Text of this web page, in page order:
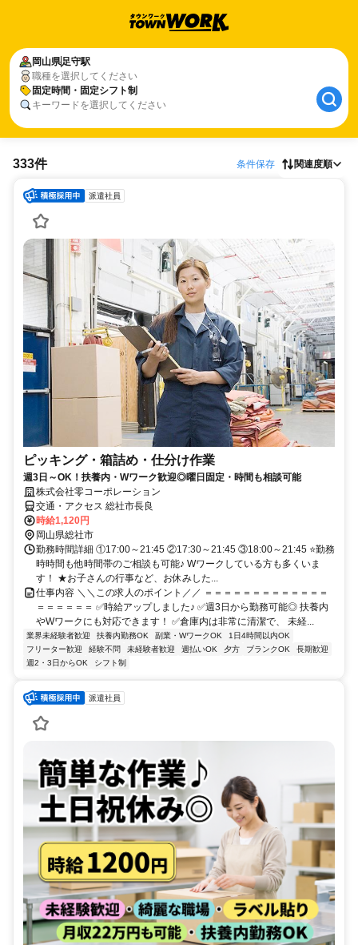
岡山県足守駅
職種を選択してください
固定時間・固定シフト制
キーワードを選択してください
333件 条件保存 関連度順
派遣社員
ピッキング・箱詰め・仕分け作業
週3日～OK！扶養内・Wワーク歓迎◎曜日固定・時間も相談可能
株式会社零コーポレーション
交通・アクセス 総社市長良
時給1,120円
岡山県総社市
勤務時間詳細 ①17:00～21:45 ②17:30～21:45 ③18:00～21:45 ⭐勤務
時時間も他時間帯のご相談も可能♪ Wワークしている方も多くいま
す！ ★お子さんの行事など、お休みした...
仕事内容 ＼＼この求人のポイント／／ ＝＝＝＝＝＝＝＝＝＝＝＝＝
＝＝＝＝＝＝ ✅時給アップしました♪ ✅週3日から勤務可能◎ 扶養内
やWワークにも対応できます！ ✅倉庫内は非常に清潔で、 未経...
業界未経験者歓迎 扶養内勤務OK 副業・WワークOK
1日4時間以内OK
フリーター歓迎
経験不問 未経験者歓迎 週払いOK 夕方 ブランクOK
長期歓迎
週2・3日からOK
シフト制
派遣社員